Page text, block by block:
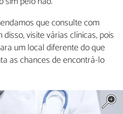
que consulte com
visite várias clínicas, pois
um local diferente do que
as chances de encontrá-lo